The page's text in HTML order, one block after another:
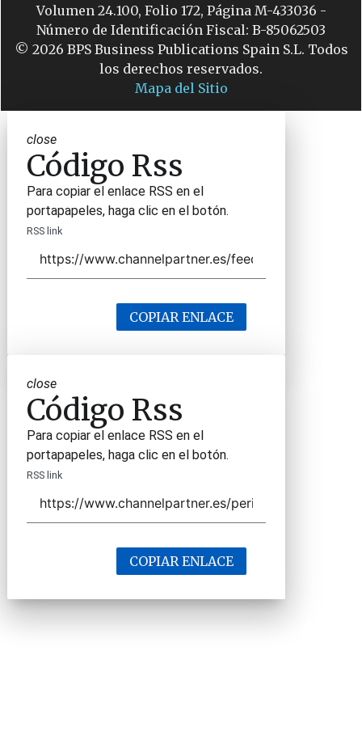
Volumen 24.100, Folio 172, Página M-433036 -
Número de Identificación Fiscal: B-85062503
© 2026 BPS Business Publications Spain S.L. Todos
los derechos reservados.
Mapa del Sitio
close
Código Rss
Para copiar el enlace RSS en el
portapapeles, haga clic en el botón.
RSS link
COPIAR ENLACE
close
Código Rss
Para copiar el enlace RSS en el
portapapeles, haga clic en el botón.
RSS link
COPIAR ENLACE